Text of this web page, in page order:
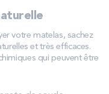
votre matelas, sachez
et très efficaces.
qui peuvent être